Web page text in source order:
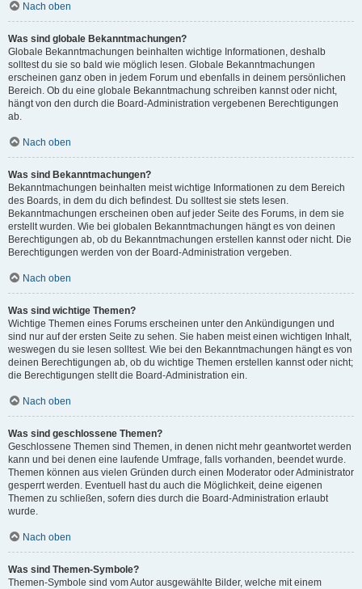
Nach oben
Was sind globale Bekanntmachungen?
Globale Bekanntmachungen beinhalten wichtige Informationen, deshalb
solltest du sie so bald wie möglich lesen. Globale Bekanntmachungen
erscheinen ganz oben in jedem Forum und ebenfalls in deinem persönlichen
Bereich. Ob du eine globale Bekanntmachung schreiben kannst oder nicht,
hängt von den durch die Board-Administration vergebenen Berechtigungen
ab.
Nach oben
Was sind Bekanntmachungen?
Bekanntmachungen beinhalten meist wichtige Informationen zu dem Bereich
des Boards, in dem du dich befindest. Du solltest sie stets lesen.
Bekanntmachungen erscheinen oben auf jeder Seite des Forums, in dem sie
erstellt wurden. Wie bei globalen Bekanntmachungen hängt es von deinen
Berechtigungen ab, ob du Bekanntmachungen erstellen kannst oder nicht. Die
Berechtigungen werden von der Board-Administration vergeben.
Nach oben
Was sind wichtige Themen?
Wichtige Themen eines Forums erscheinen unter den Ankündigungen und
sind nur auf der ersten Seite zu sehen. Sie haben meist einen wichtigen Inhalt,
weswegen du sie lesen solltest. Wie bei den Bekanntmachungen hängt es von
deinen Berechtigungen ab, ob du wichtige Themen erstellen kannst oder nicht;
die Berechtigungen stellt die Board-Administration ein.
Nach oben
Was sind geschlossene Themen?
Geschlossene Themen sind Themen, in denen nicht mehr geantwortet werden
kann und bei denen eine laufende Umfrage, falls vorhanden, beendet wurde.
Themen können aus vielen Gründen durch einen Moderator oder Administrator
gesperrt werden. Eventuell hast du auch die Möglichkeit, deine eigenen
Themen zu schließen, sofern dies durch die Board-Administration erlaubt
wurde.
Nach oben
Was sind Themen-Symbole?
Themen-Symbole sind vom Autor ausgewählte Bilder, welche mit einem